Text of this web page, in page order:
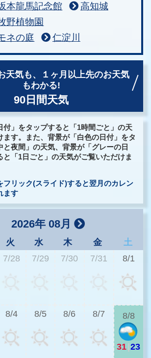
本龍馬記念館
高知城
野植物園
ネの庭
仁淀川
天気も、
１ヶ月以上先のお天気
もわかる!
90日間天気
付」をタップすると「1時間ごと」の天
ます。また、背景が「白色の日付」をタ
と夜間」の天気、背景が「グレーの日
と「1日ごと」の天気がご覧いただけま
フリック(スライド)すると翌月のカレン
ます
2026年 08月
火 水 木 金
土
7/28 7/29 7/30 7/31 8/1
8/4 8/5 8/6 8/7 8/8
31 23